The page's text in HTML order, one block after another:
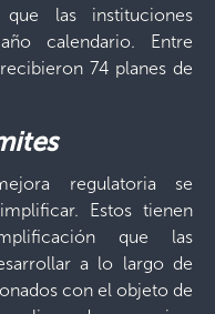
las instituciones
calendario. Entre
74 planes de
regulatoria se
Estos tienen
que las
a lo largo de
con el objeto de